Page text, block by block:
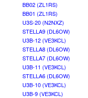
BB02 (ZL1RS)
BB01 (ZL1RS)
U3S-20 (N2NXZ)
STELLA9 (DL6OW)
U3B-12 (VE3KCL)
STELLA8 (DL6OW)
STELLA7 (DL6OW)
U3B-11 (VE3KCL)
STELLA6 (DL6OW)
U3B-10 (VE3KCL)
U3B-9 (VE3KCL)